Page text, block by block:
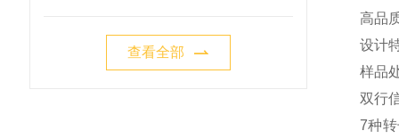
查看全部
高品
设计
样品
双行
7种